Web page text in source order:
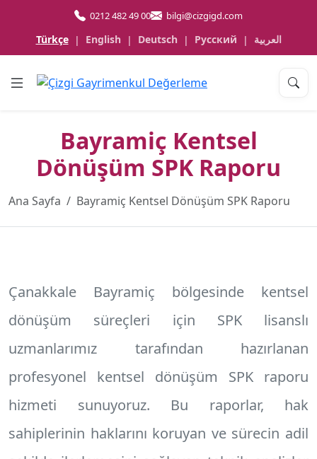
0212 482 49 00 bilgi@cizgigd.com
Türkçe | English | Deutsch | Русский | العربية
Bayramiç Kentsel
Dönüşüm SPK Raporu
Ana Sayfa Bayramiç Kentsel Dönüşüm SPK Raporu
Çanakkale Bayramiç bölgesinde kentsel
dönüşüm süreçleri için SPK lisanslı
uzmanlarımız tarafından hazırlanan
profesyonel kentsel dönüşüm SPK raporu
hizmeti sunuyoruz. Bu raporlar, hak
sahiplerinin haklarını koruyan ve sürecin adil